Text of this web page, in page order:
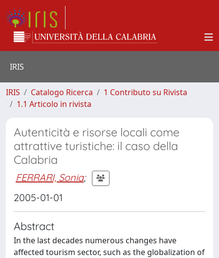
IRIS
IRIS Catalogo Ricerca
1 Contributo su Rivista
1.1 Articolo in rivista
Autenticità e risorse locali come
attrattive turistiche: il caso della
Calabria
FERRARI, Sonia;
2005-01-01
Abstract
In the last decades numerous changes have
affected tourism sector, such as the globalization of